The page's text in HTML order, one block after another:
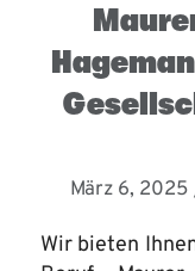
März 6, 2025
Wir bieten